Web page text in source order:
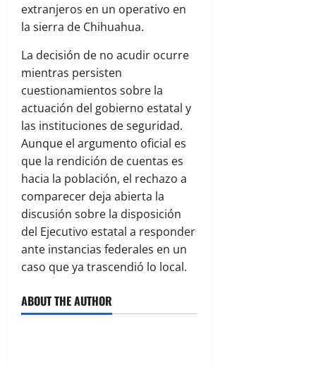
extranjeros en un operativo en
la sierra de Chihuahua.
La decisión de no acudir ocurre
mientras persisten
cuestionamientos sobre la
actuación del gobierno estatal y
las instituciones de seguridad.
Aunque el argumento oficial es
que la rendición de cuentas es
hacia la población, el rechazo a
comparecer deja abierta la
discusión sobre la disposición
del Ejecutivo estatal a responder
ante instancias federales en un
caso que ya trascendió lo local.
ABOUT THE AUTHOR